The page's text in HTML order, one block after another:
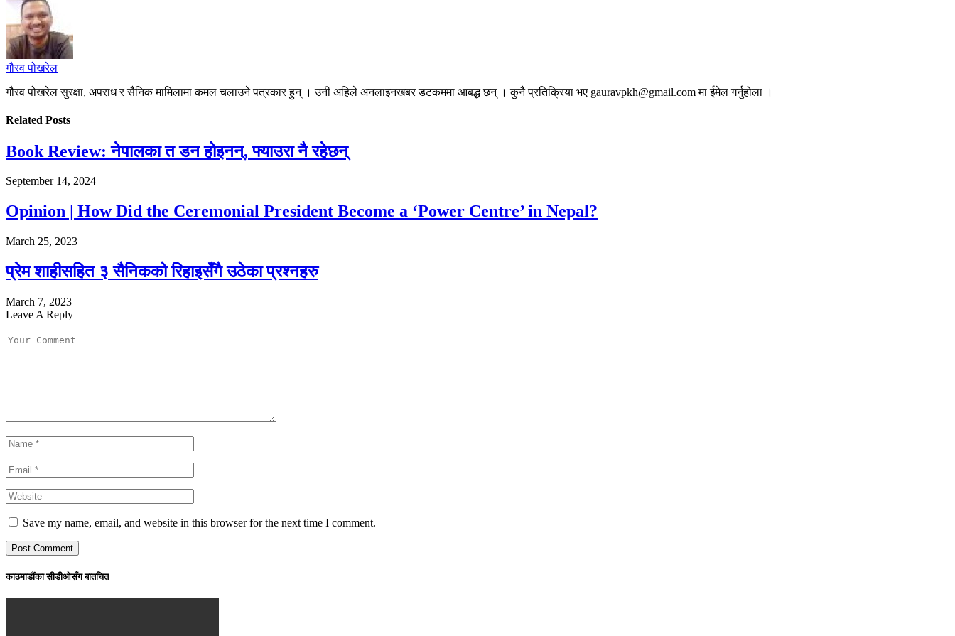
गौरव पोखरेल
गौरव पोखरेल सुरक्षा, अपराध र सैनिक मामिलामा कमल चलाउने पत्रकार हुन् । उनी अहिले अनलाइनखबर डटकममा आबद्ध छन् । कुनै प्रतिक्रिया भए gauravpkh@gmail.com मा ईमेल गर्नुहोला ।
Related Posts
Book Review: नेपालका त डन होइनन्, फ्याउरा नै रहेछन्
September 14, 2024
Opinion | How Did the Ceremonial President Become a ‘Power Centre’ in Nepal?
March 25, 2023
प्रेम शाहीसहित ३ सैनिकको रिहाइसँगै उठेका प्रश्नहरु
March 7, 2023
Leave A Reply
Save my name, email, and website in this browser for the next time I comment.
काठमाडौंका सीडीओसँग बातचित